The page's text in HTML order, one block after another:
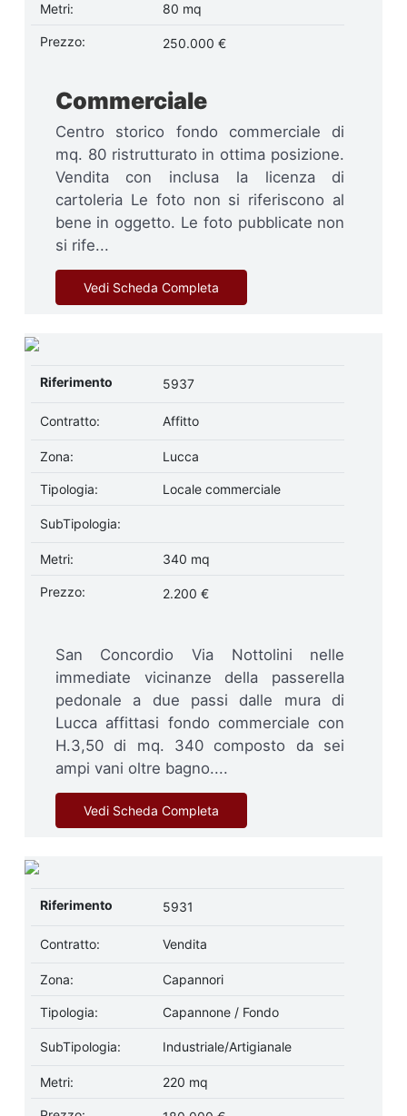
Metri: 80 mq
Prezzo: 250.000 €
Commerciale
Centro storico fondo commerciale di
mq. 80 ristrutturato in ottima posizione.
Vendita con inclusa la licenza di
cartoleria Le foto non si riferiscono al
bene in oggetto. Le foto pubblicate non
si rife...
Vedi Scheda Completa
Riferimento 5937
Contratto: Affitto
Zona: Lucca
Tipologia: Locale commerciale
SubTipologia:
Metri: 340 mq
Prezzo: 2.200 €
San Concordio Via Nottolini nelle
immediate vicinanze della passerella
pedonale a due passi dalle mura di
Lucca affittasi fondo commerciale con
H.3,50 di mq. 340 composto da sei
ampi vani oltre bagno....
Vedi Scheda Completa
Riferimento 5931
Contratto: Vendita
Zona: Capannori
Tipologia: Capannone / Fondo
SubTipologia: Industriale/Artigianale
Metri: 220 mq